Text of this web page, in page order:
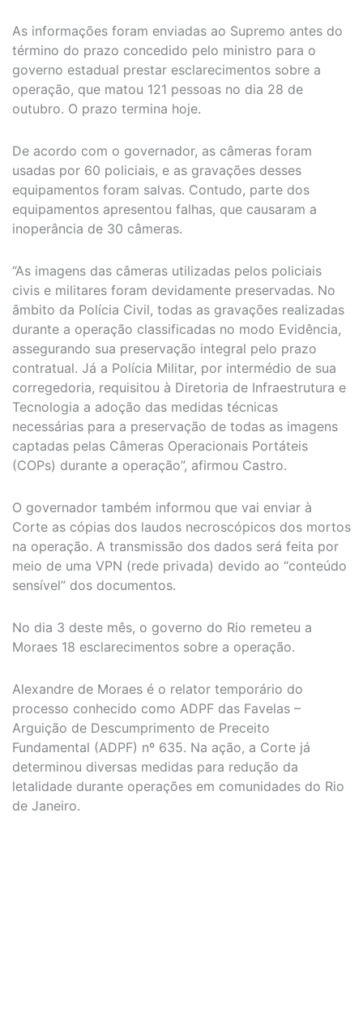
As informações foram enviadas ao Supremo antes do
término do prazo concedido pelo ministro para o
governo estadual prestar esclarecimentos sobre a
operação, que matou 121 pessoas no dia 28 de
outubro. O prazo termina hoje.
De acordo com o governador, as câmeras foram
usadas por 60 policiais, e as gravações desses
equipamentos foram salvas. Contudo, parte dos
equipamentos apresentou falhas, que causaram a
inoperância de 30 câmeras.
“As imagens das câmeras utilizadas pelos policiais
civis e militares foram devidamente preservadas. No
âmbito da Polícia Civil, todas as gravações realizadas
durante a operação classificadas no modo Evidência,
assegurando sua preservação integral pelo prazo
contratual. Já a Polícia Militar, por intermédio de sua
corregedoria, requisitou à Diretoria de Infraestrutura e
Tecnologia a adoção das medidas técnicas
necessárias para a preservação de todas as imagens
captadas pelas Câmeras Operacionais Portáteis
(COPs) durante a operação”, afirmou Castro.
O governador também informou que vai enviar à
Corte as cópias dos laudos necroscópicos dos mortos
na operação. A transmissão dos dados será feita por
meio de uma VPN (rede privada) devido ao “conteúdo
sensível” dos documentos.
No dia 3 deste mês, o governo do Rio remeteu a
Moraes 18 esclarecimentos sobre a operação.
Alexandre de Moraes é o relator temporário do
processo conhecido como ADPF das Favelas –
Arguição de Descumprimento de Preceito
Fundamental (ADPF) nº 635. Na ação, a Corte já
determinou diversas medidas para redução da
letalidade durante operações em comunidades do Rio
de Janeiro.